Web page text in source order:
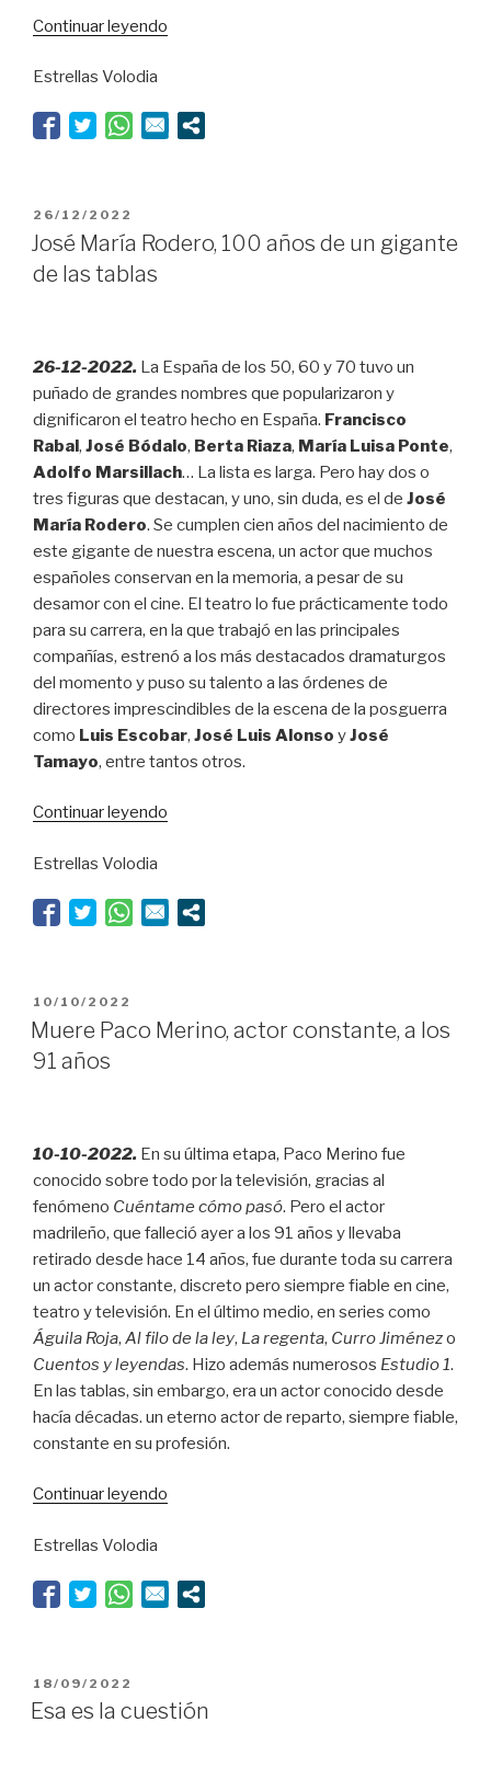
Continuar leyendo
razón”
Estrellas Volodia
PUBLICADO
EL
26/12/2022
José María Rodero, 100 años de un gigante
de las tablas
26-12-2022. La España de los 50, 60 y 70 tuvo un
puñado de grandes nombres que popularizaron y
dignificaron el teatro hecho en España. Francisco
Rabal, José Bódalo, Berta Riaza, María Luisa Ponte,
Adolfo Marsillach… La lista es larga. Pero hay dos o
tres figuras que destacan, y uno, sin duda, es el de José
María Rodero. Se cumplen cien años del nacimiento de
este gigante de nuestra escena, un actor que muchos
españoles conservan en la memoria, a pesar de su
desamor con el cine. El teatro lo fue prácticamente todo
para su carrera, en la que trabajó en las principales
compañías, estrenó a los más destacados dramaturgos
del momento y puso su talento a las órdenes de
directores imprescindibles de la escena de la posguerra
como Luis Escobar, José Luis Alonso yJosé
Tamayo, entre tantos otros.
Continuar leyendo
años
de
Estrellas Volodia
PUBLICADO
EL
10/10/2022
Muere Paco Merino, actor constante, a los
91 años
10-10-2022. En su última etapa, Paco Merino fue
conocido sobre todo por la televisión, gracias al
fenómeno Cuéntame cómo pasó. Pero el actor
madrileño, que falleció ayer a los 91 años y llevaba
retirado desde hace 14 años, fue durante toda su carrera
un actor constante, discreto pero siempre fiable en cine,
teatro y televisión. En el último medio, en series como
Águila Roja, Al filo de la ley, La regenta, Curro Jiménezo
Cuentos y leyendas. Hizo además numerosos Estudio 1.
En las tablas, sin embargo, era un actor conocido desde
hacía décadas. un eterno actor de reparto, siempre fiable,
constante en su profesión.
Continuar leyendo
constante,
años”
Estrellas Volodia
PUBLICADO
EL
18/09/2022
Esa es la cuestión